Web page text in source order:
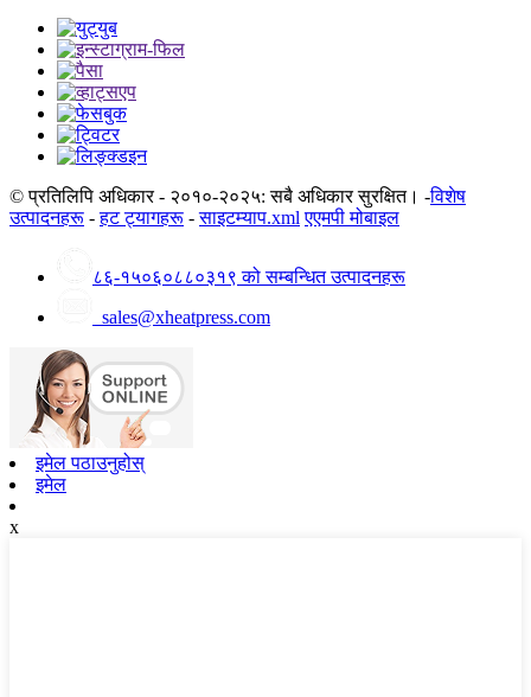
© प्रतिलिपि अधिकार - २०१०-२०२५: सबै अधिकार सुरक्षित। -विशेष
उत्पादनहरू -हट ट्यागहरू -साइटम्याप.xml एएमपी मोबाइल
८६-१५०६०८८०३१९ को सम्बन्धित उत्पादनहरू
sales@xheatpress.com
इमेल पठाउनुहोस्
इमेल
x